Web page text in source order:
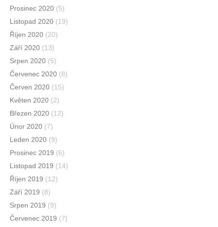
Prosinec 2020 (5)
Listopad 2020 (19)
Říjen 2020 (20)
Září 2020 (13)
Srpen 2020 (5)
Červenec 2020 (8)
Červen 2020 (15)
Květen 2020 (2)
Březen 2020 (12)
Únor 2020 (7)
Leden 2020 (9)
Prosinec 2019 (6)
Listopad 2019 (14)
Říjen 2019 (12)
Září 2019 (8)
Srpen 2019 (9)
Červenec 2019 (7)